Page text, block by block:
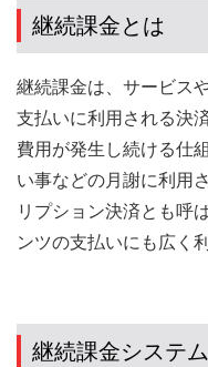
継続課金とは
継続課金は、サービス
支払いに利用される決
費用が発生し続ける仕
い事などの月謝に利用
リプション決済とも呼
ンツの支払いにも広く
継続課金システ